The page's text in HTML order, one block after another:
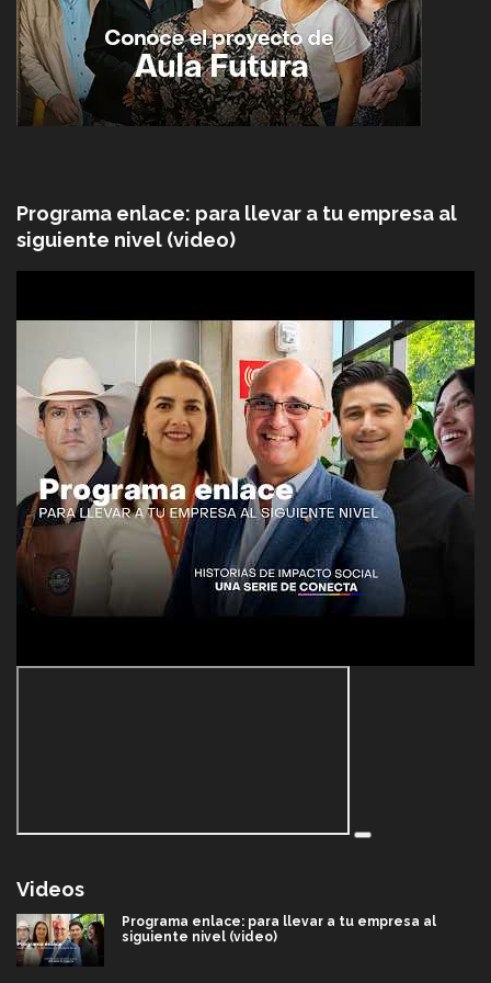
Programa enlace: para llevar a tu empresa al
siguiente nivel (video)
Videos
Programa enlace: para llevar a tu empresa al
siguiente nivel (video)